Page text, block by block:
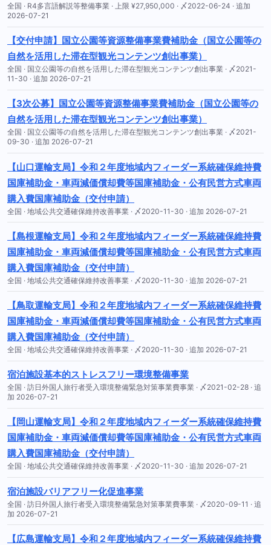
全国 · R4多言語解説等整備事業 · 上限 ¥27,950,000 · 〆2022-06-24 · 追加
2026-07-21
【交付申請】国立公園等資源整備事業費補助金（国立公園等の
自然を活用した滞在型観光コンテンツ創出事業）
全国 · 国立公園等の自然を活用した滞在型観光コンテンツ創出事業 · 〆2021-
11-30 · 追加 2026-07-21
【3次公募】国立公園等資源整備事業費補助金（国立公園等の
自然を活用した滞在型観光コンテンツ創出事業）
全国 · 国立公園等の自然を活用した滞在型観光コンテンツ創出事業 · 〆2021-
09-30 · 追加 2026-07-21
【山口運輸支局】令和２年度地域内フィーダー系統確保維持費
国庫補助金・車両減価償却費等国庫補助金・公有民営方式車両
購入費国庫補助金（交付申請）
全国 · 地域公共交通確保維持改善事業 · 〆2020-11-30 · 追加 2026-07-21
【島根運輸支局】令和２年度地域内フィーダー系統確保維持費
国庫補助金・車両減価償却費等国庫補助金・公有民営方式車両
購入費国庫補助金（交付申請）
全国 · 地域公共交通確保維持改善事業 · 〆2020-11-30 · 追加 2026-07-21
【鳥取運輸支局】令和２年度地域内フィーダー系統確保維持費
国庫補助金・車両減価償却費等国庫補助金・公有民営方式車両
購入費国庫補助金（交付申請）
全国 · 地域公共交通確保維持改善事業 · 〆2020-11-30 · 追加 2026-07-21
宿泊施設基本的ストレスフリー環境整備事業
全国 · 訪日外国人旅行者受入環境整備緊急対策事業費事業 · 〆2021-02-28 · 追
加 2026-07-21
【岡山運輸支局】令和２年度地域内フィーダー系統確保維持費
国庫補助金・車両減価償却費等国庫補助金・公有民営方式車両
購入費国庫補助金（交付申請）
全国 · 地域公共交通確保維持改善事業 · 〆2020-11-30 · 追加 2026-07-21
宿泊施設バリアフリー化促進事業
全国 · 訪日外国人旅行者受入環境整備緊急対策事業費事業 · 〆2020-09-11 · 追
加 2026-07-21
【広島運輸支局】令和２年度地域内フィーダー系統確保維持費